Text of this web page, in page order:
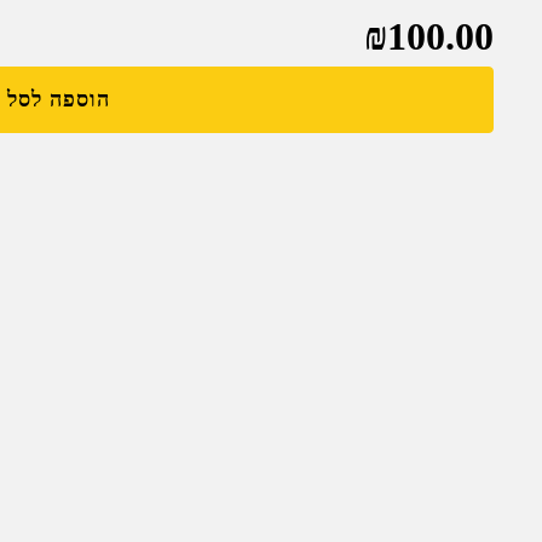
₪100.00
הוספה לסל